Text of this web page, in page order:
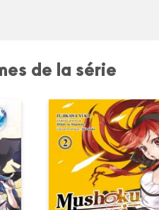
de la série